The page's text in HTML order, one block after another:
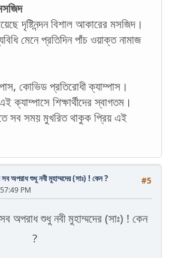
দৃষ্টিনন্দন বিশাল আকারের মসজিদ।
মেনে প্রতিদিন পাঁচ ওয়াক্ত নামাজ
কোভিড প্রতিরোধী ক্যাম্পাস।
ক্যাম্পাসে শিক্ষার্থীদের স্বাগতম।
সব সময় মুখরিত থাকুক প্রিয় এই
#5
অপরাধ শুধু নবী মুহাম্মদের (সাঃ) ! কেন ?
PM
অপরাধ শুধু নবী মুহাম্মদের (সাঃ) ! কেন
?